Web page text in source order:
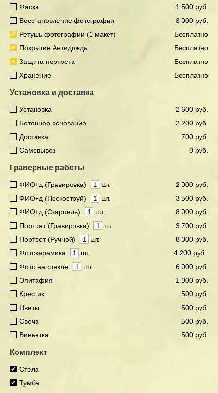
Комплект
Стела
Тумба
Граверные работы
2 000 руб.
ФИО+д (Гравировка)
шт.
3 500 руб.
ФИО+д (Пескоструй)
шт.
8 000 руб.
ФИО+д (Скарпель)
шт.
3 700 руб.
Портрет (Гравировка)
шт.
8 000 руб.
Портрет (Ручной)
шт.
4 200 руб..
Фотокерамика
шт.
6 000 руб.
Фото на стекле
шт.
1 000 руб.
Эпитафия
500 руб.
Крестик
500 руб.
Цветы
500 руб.
Свеча
500 руб.
Виньетка
Установка и доставка
2 600 руб.
Установка
2 200 руб.
Бетонное основание
700 руб.
Доставка
0 руб.
Самовывоз
1 500 руб.
Фаска
3 000 руб.
Восстановление фотографии
Бесплатно
Ретушь фотографии (1 макет)
Бесплатно
Покрытие Антидождь
Бесплатно
Защита портрета
Бесплатно
Хранение